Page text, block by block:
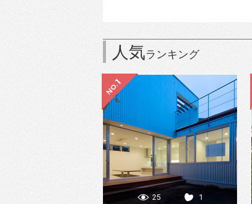
人気ランキング
25 1